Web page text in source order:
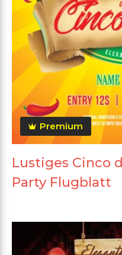
Premium
Lustiges Cinco
Party Flugblatt